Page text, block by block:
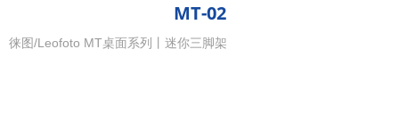
MT-02
徕图/Leofoto MT桌面系列丨迷你三脚架